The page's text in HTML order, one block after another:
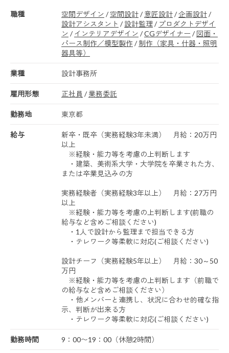
職種 空間デザイン / 空間設計/ 意匠設計/企画設計/
設計アシスタント / 設計監理 / プロダクトデザイ
ン / インテリアデザイン /CGデザイナー / 図面・
パース制作／模型製作/ 制作（家具・什器・照明
器具等）
業種 設計事務所
雇用形態 正社員 / 業務委託
勤務地 東京都
給与
新卒・既卒（実務経験3年未満） 月給：20万円
以上
※経験・能力等を考慮の上判断します
・建築、美術系大学・大学院を卒業された方、
または卒業見込みの方
実務経験者（実務経験3年以上） 月給：27万円
以上
※経験・能力等を考慮の上判断します(前職の
給与など含めご相談ください)
・1人で設計から監理まで担当できる方
・テレワーク等柔軟に対応(ご相談ください)
設計チーフ（実務経験5年以上） 月給：30～50
万円
※経験・能力等を考慮の上判断します（前職で
の給与など含めご相談ください）
・他メンバーと連携し、状況に合わせ的確な指
示、判断が出来る方
・テレワーク等柔軟に対応(ご相談ください)
勤務時間 9：00〜19：00（休憩2時間）